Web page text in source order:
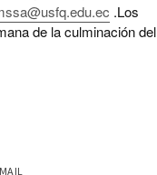
q.edu.ec .Los
de la culminación del